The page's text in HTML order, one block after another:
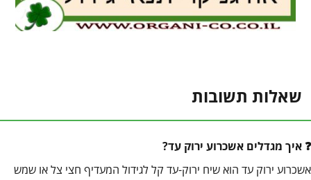
שאלות תשובות
איך מגדלים אשכרוע ירוק עד?
אשכרוע ירוק עד הוא שיח ירוק-עד קל לגידול המעדיף חצי צל או שמש